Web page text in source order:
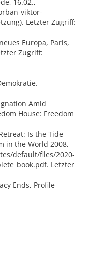
viktor-
Letzter Zugriff:
Europa, Paris,
Zugriff:
Amid
House: Freedom
Is the Tide
in the World 2008,
default/files/2020-
Letzter
Ends, Profile